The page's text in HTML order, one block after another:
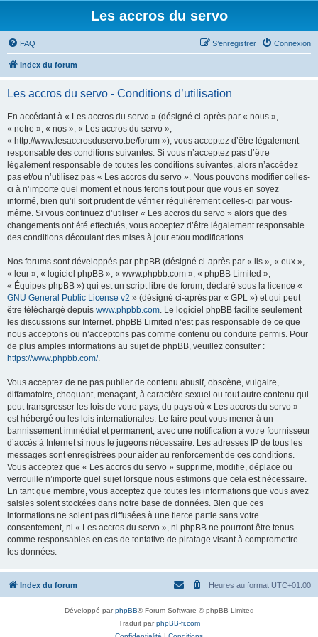
Les accros du servo
FAQ Connexion
S’enregistrer
Index du forum
Les accros du servo - Conditions d’utilisation
En accédant à « Les accros du servo » (désigné ci-après par « nous »,
« notre », « nos », « Les accros du servo »,
« http://www.lesaccrosduservo.be/forum »), vous acceptez d’être légalement
responsable des conditions suivantes. Si vous n’acceptez pas d’être
légalement responsable de toutes les conditions suivantes, alors n’accédez
pas et/ou n’utilisez pas « Les accros du servo ». Nous pouvons modifier celles-
ci à n’importe quel moment et nous ferons tout pour que vous en soyez
informé, bien qu’il soit prudent de vérifier régulièrement celles-ci par vous-
même. Si vous continuez d’utiliser « Les accros du servo » alors que des
changements ont été effectués, vous acceptez d’être légalement responsable
des conditions découlant des mises à jour et/ou modifications.
Nos forums sont développés par phpBB (désigné ci-après par « ils », « eux »,
« leur », « logiciel phpBB », « www.phpbb.com », « phpBB Limited »,
« Équipes phpBB ») qui est un script libre de forum, déclaré sous la licence «
GNU General Public License v2 » (désigné ci-après par « GPL ») et qui peut
être téléchargé depuis www.phpbb.com. Le logiciel phpBB facilite seulement
les discussions sur Internet. phpBB Limited n’est pas responsable de ce que
nous acceptons ou n’acceptons pas comme contenu ou conduite permis. Pour
de plus amples informations au sujet de phpBB, veuillez consulter :
https://www.phpbb.com/.
Vous acceptez de ne pas publier de contenu abusif, obscène, vulgaire,
diffamatoire, choquant, menaçant, à caractère sexuel ou tout autre contenu qui
peut transgresser les lois de votre pays, du pays où « Les accros du servo »
est hébergé ou les lois internationales. Le faire peut vous mener à un
bannissement immédiat et permanent, avec une notification à votre fournisseur
d’accès à Internet si nous le jugeons nécessaire. Les adresses IP de tous les
messages sont enregistrées pour aider au renforcement de ces conditions.
Vous acceptez que « Les accros du servo » supprime, modifie, déplace ou
verrouille n’importe quel sujet lorsque nous estimons que cela est nécessaire.
En tant que membre, vous acceptez que toutes les informations que vous avez
saisies soient stockées dans notre base de données. Bien que ces
informations ne soient pas diffusées à une tierce partie sans votre
consentement, ni « Les accros du servo », ni phpBB ne pourront être tenus
comme responsables en cas de tentative de piratage visant à compromettre
les données.
Index du forum Heures au format UTC+01:00
Développé parphpBB® Forum Software © phpBB Limited
Traduit parphpBB-fr.com